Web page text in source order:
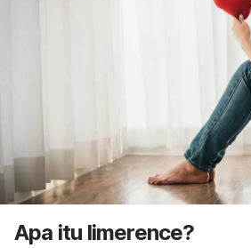
Apa itu limerence?